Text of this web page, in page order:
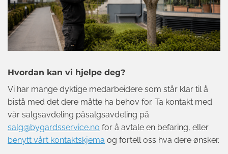
Hvordan kan vi hjelpe deg?
Vi har mange dyktige medarbeidere som står klar til å
bistå med det dere måtte ha behov for. Ta kontakt med
vår salgsavdeling påsalgsavdeling på
salg@bygardsservice.no for å avtale en befaring, eller
benytt vårt kontaktskjema og fortell oss hva dere ønsker.